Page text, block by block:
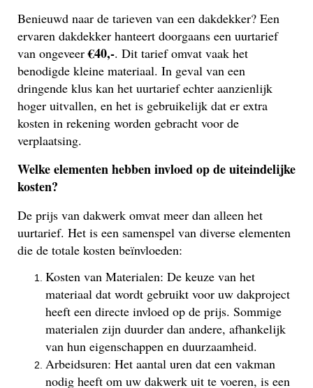
Benieuwd naar de tarieven van een dakdekker? Een
ervaren dakdekker hanteert doorgaans een uurtarief
van ongeveer€40,-. Dit tarief omvat vaak het
benodigde kleine materiaal. In geval van een
dringende klus kan het uurtarief echter aanzienlijk
hoger uitvallen, en het is gebruikelijk dat er extra
kosten in rekening worden gebracht voor de
verplaatsing.
Welke elementen hebben invloed op de uiteindelijke
kosten?
De prijs van dakwerk omvat meer dan alleen het
uurtarief. Het is een samenspel van diverse elementen
die de totale kosten beïnvloeden:
Kosten van Materialen: De keuze van het
materiaal dat wordt gebruikt voor uw dakproject
heeft een directe invloed op de prijs. Sommige
materialen zijn duurder dan andere, afhankelijk
van hun eigenschappen en duurzaamheid.
Arbeidsuren: Het aantal uren dat een vakman
nodig heeft om uw dakwerk uit te voeren, is een